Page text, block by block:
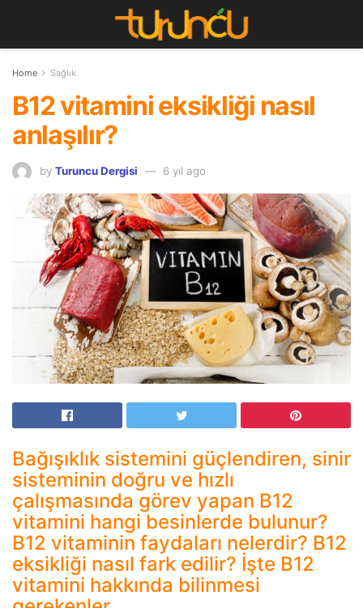
Home Sağlık
B12 vitamini eksikliği nasıl
anlaşılır?
by Turuncu Dergisi 6 yıl ago
Bağışıklık sistemini güçlendiren, sinir
sisteminin doğru ve hızlı
çalışmasında görev yapan B12
vitamini hangi besinlerde bulunur?
B12 vitaminin faydaları nelerdir? B12
eksikliği nasıl fark edilir? İşte B12
vitamini hakkında bilinmesi